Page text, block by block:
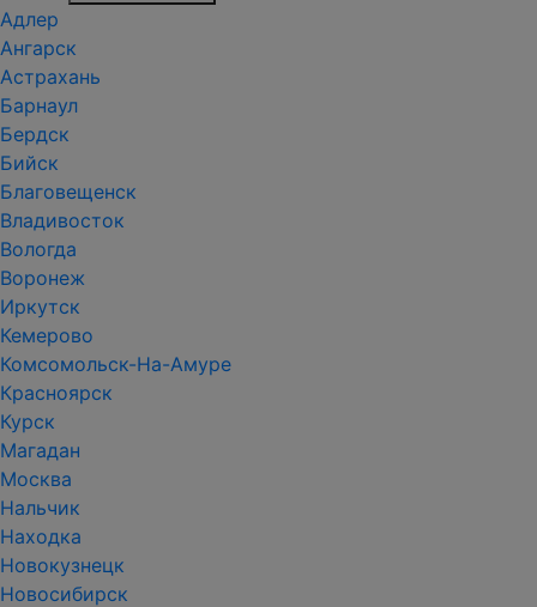
Адлер
Ангарск
Астрахань
Барнаул
Бердск
Бийск
Благовещенск
Владивосток
Вологда
Воронеж
Иркутск
Кемерово
Комсомольск-На-Амуре
Красноярск
Курск
Магадан
Москва
Нальчик
Находка
Новокузнецк
Новосибирск